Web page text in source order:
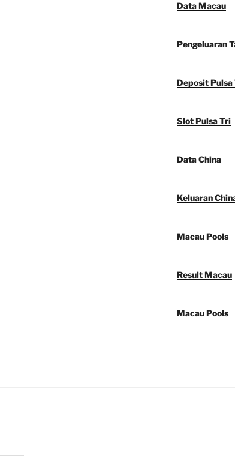
Data Macau
Pengeluaran
Deposit Pulsa
Slot Pulsa Tri
Data China
Keluaran
Macau Pools
Result Macau
Macau Pools